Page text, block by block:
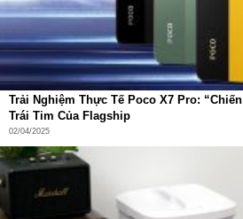
Trải Nghiệm Thực Tế Poco X7 Pro:
Trái Tim Của Flagship
02/04/2025